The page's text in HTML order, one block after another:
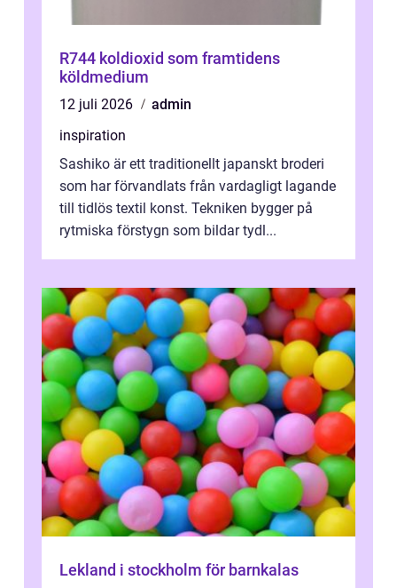
R744 koldioxid som framtidens
köldmedium
12 juli 2026
admin
inspiration
Sashiko är ett traditionellt japanskt broderi
som har förvandlats från vardagligt lagande
till tidlös textil konst. Tekniken bygger på
rytmiska förstygn som bildar tydl...
Lekland i stockholm för barnkalas